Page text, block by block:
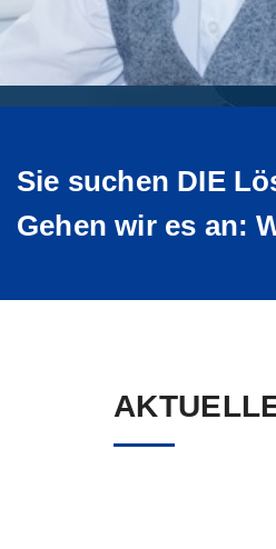
Sie suchen DIE
Gehen wir es an: